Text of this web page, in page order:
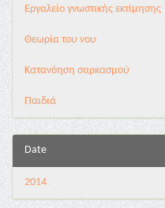
Εργαλείο γνωστικής εκτίμησης
Θεωρία του νου
Κατανόηση σαρκασμού
Παιδιά
Date
2014